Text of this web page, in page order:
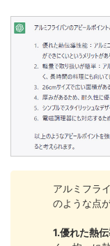
アルミフラ
のような点
1.優れた熱